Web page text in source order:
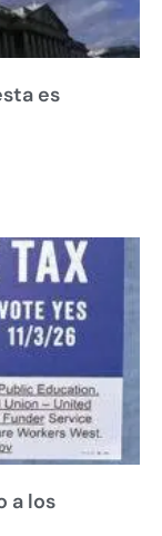
es
a los